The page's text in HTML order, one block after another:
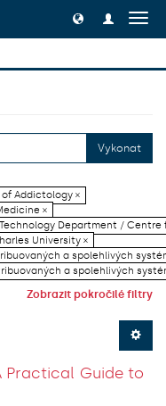
Vykonat
Addictology ×
×
Department / Centre
University ×
a spolehlivých
a spolehlivých
Zobrazit pokročilé filtry
Practical Guide to